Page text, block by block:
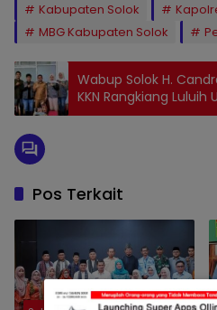
Kabupaten Solok
MBG Kabupaten Solok
Wabup Solok H.
KKN Rangkiang Luluih
Daerah
Pos Terkait